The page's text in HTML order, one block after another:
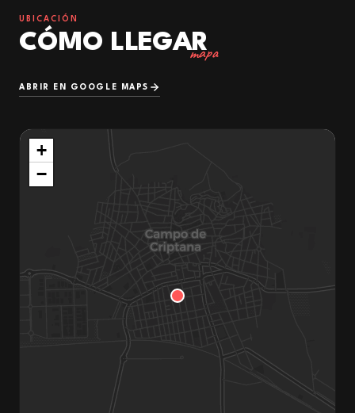
UBICACIÓN
CÓMO LLEGAR
mapa
ABRIR EN GOOGLE MAPS
+
−